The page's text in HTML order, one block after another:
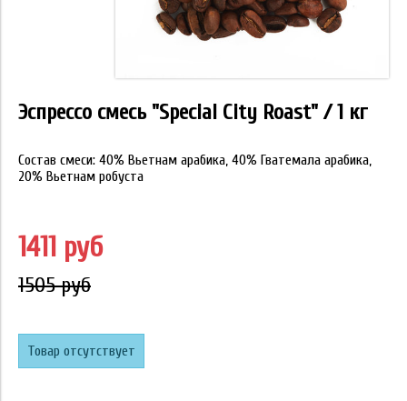
Эспрессо смесь "Special City Roast" / 1 кг
Состав смеси: 40% Вьетнам арабика, 40% Гватемала арабика,
20% Вьетнам робуста
1411 руб
1505 руб
Товар отсутствует